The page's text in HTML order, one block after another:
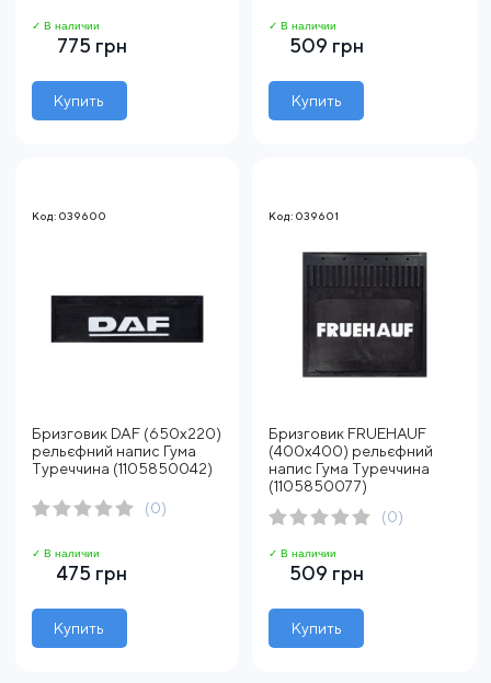
✓ В наличии
775 грн
Купить
✓ В наличии
509 грн
Купить
Код: 039600
Бризговик DAF (650х220)
рельєфний напис Гума
Туреччина (1105850042)
(0)
✓ В наличии
475 грн
Купить
Код: 039601
Бризговик FRUEHAUF
(400х400) рельєфний
напис Гума Туреччина
(1105850077)
(0)
✓ В наличии
509 грн
Купить